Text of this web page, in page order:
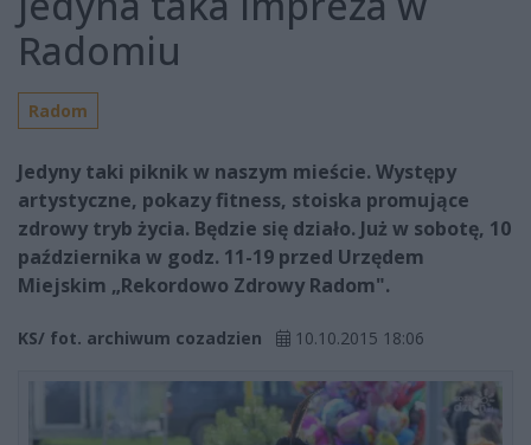
Radomiu
Radom
Jedyny taki piknik w naszym mieście. Występy
artystyczne, pokazy fitness, stoiska promujące
zdrowy tryb życia. Będzie się działo. Już w sobotę, 10
października w godz. 11-19 przed Urzędem
Miejskim „Rekordowo Zdrowy Radom".
KS/ fot. archiwum cozadzien 10.10.2015 18:06